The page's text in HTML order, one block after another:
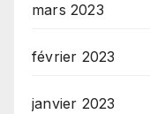
mars 2023
février 2023
janvier 2023